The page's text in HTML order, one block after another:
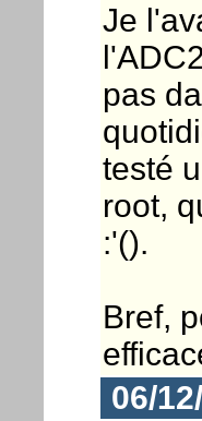
Je
pas
testé
root,
:'().
Bref,
06/